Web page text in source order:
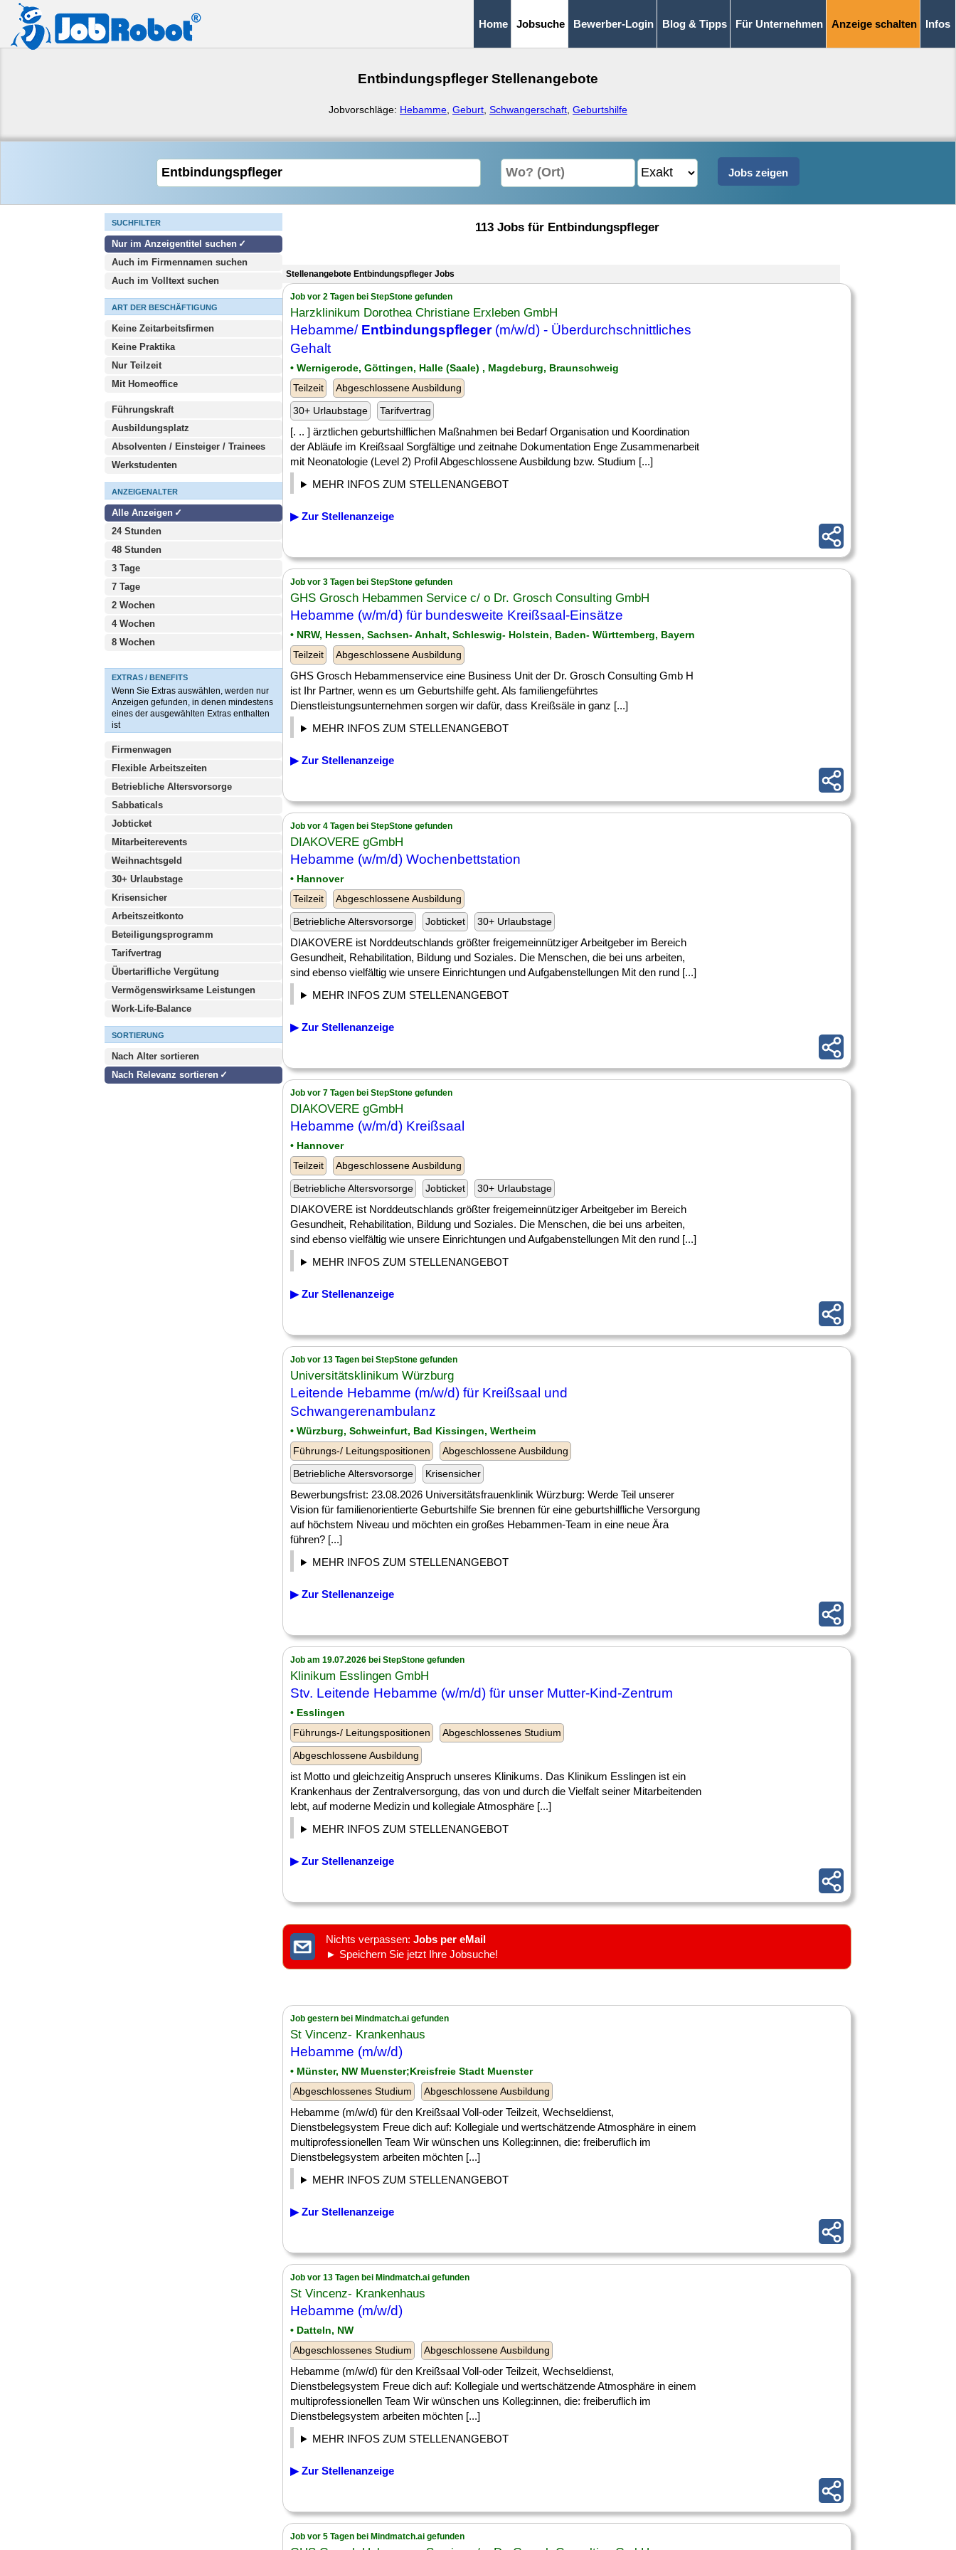
Home Jobsuche Bewerber-Login Blog & Tipps Für Unternehmen Anzeige schalten Infos
Entbindungspfleger Stellenangebote
Jobvorschläge: Hebamme Geburt Schwangerschaft Geburtshilfe
SUCHFILTER
Nur im Anzeigentitel suchen
Auch im Firmennamen suchen
Auch im Volltext suchen
ART DER BESCHÄFTIGUNG
Keine Zeitarbeitsfirmen
Keine Praktika
Nur Teilzeit
Mit Homeoffice
Führungskraft
Ausbildungsplatz
Absolventen / Einsteiger / Trainees
Werkstudenten
ANZEIGENALTER
Alle Anzeigen
24 Stunden
48 Stunden
3 Tage
7 Tage
2 Wochen
4 Wochen
8 Wochen
EXTRAS / BENEFITS
Wenn Sie Extras auswählen, werden nur
Anzeigen gefunden, in denen mindestens
eines der ausgewählten Extras enthalten
ist
Firmenwagen
Flexible Arbeitszeiten
Betriebliche Altersvorsorge
Sabbaticals
Jobticket
Mitarbeiterevents
Weihnachtsgeld
30+ Urlaubstage
Krisensicher
Arbeitszeitkonto
Beteiligungsprogramm
Tarifvertrag
Übertarifliche Vergütung
Vermögenswirksame Leistungen
Work-Life-Balance
SORTIERUNG
Nach Alter sortieren
Nach Relevanz sortieren
113 Jobs für Entbindungspfleger
Stellenangebote Entbindungspfleger Jobs
Job vor 2 Tagen bei StepStone gefunden
Harzklinikum Dorothea Christiane Erxleben GmbH
Hebamme/ Entbindungspfleger(m/w/d) - Überdurchschnittliches
Gehalt
• Wernigerode, Göttingen, Halle (Saale) , Magdeburg, Braunschweig
Teilzeit
Abgeschlossene Ausbildung
30+ Urlaubstage
Tarifvertrag
[. .. ] ärztlichen geburtshilflichen Maßnahmen bei Bedarf Organisation und Koordination
der Abläufe im Kreißsaal Sorgfältige und zeitnahe Dokumentation Enge Zusammenarbeit
mit Neonatologie (Level 2) Profil Abgeschlossene Ausbildung bzw. Studium [...]
MEHR INFOS ZUM STELLENANGEBOT
▶ Zur Stellenanzeige
Job vor 3 Tagen bei StepStone gefunden
GHS Grosch Hebammen Service c/ o Dr. Grosch Consulting GmbH
Hebamme (w/m/d) für bundesweite Kreißsaal-Einsätze
• NRW, Hessen, Sachsen- Anhalt, Schleswig- Holstein, Baden- Württemberg, Bayern
Teilzeit
Abgeschlossene Ausbildung
GHS Grosch Hebammenservice eine Business Unit der Dr. Grosch Consulting Gmb H
ist Ihr Partner, wenn es um Geburtshilfe geht. Als familiengeführtes
Dienstleistungsunternehmen sorgen wir dafür, dass Kreißsäle in ganz [...]
MEHR INFOS ZUM STELLENANGEBOT
▶ Zur Stellenanzeige
Job vor 4 Tagen bei StepStone gefunden
DIAKOVERE gGmbH
Hebamme (w/m/d) Wochenbettstation
• Hannover
Teilzeit
Abgeschlossene Ausbildung
Betriebliche Altersvorsorge
Jobticket 30+ Urlaubstage
DIAKOVERE ist Norddeutschlands größter freigemeinnütziger Arbeitgeber im Bereich
Gesundheit, Rehabilitation, Bildung und Soziales. Die Menschen, die bei uns arbeiten,
sind ebenso vielfältig wie unsere Einrichtungen und Aufgabenstellungen Mit den rund [...]
MEHR INFOS ZUM STELLENANGEBOT
▶ Zur Stellenanzeige
Job vor 7 Tagen bei StepStone gefunden
DIAKOVERE gGmbH
Hebamme (w/m/d) Kreißsaal
• Hannover
Teilzeit
Abgeschlossene Ausbildung
Betriebliche Altersvorsorge
Jobticket 30+ Urlaubstage
DIAKOVERE ist Norddeutschlands größter freigemeinnütziger Arbeitgeber im Bereich
Gesundheit, Rehabilitation, Bildung und Soziales. Die Menschen, die bei uns arbeiten,
sind ebenso vielfältig wie unsere Einrichtungen und Aufgabenstellungen Mit den rund [...]
MEHR INFOS ZUM STELLENANGEBOT
▶ Zur Stellenanzeige
Job vor 13 Tagen bei StepStone gefunden
Universitätsklinikum Würzburg
Leitende Hebamme (m/w/d) für Kreißsaal und
Schwangerenambulanz
• Würzburg, Schweinfurt, Bad Kissingen, Wertheim
Führungs-/ Leitungspositionen
Abgeschlossene Ausbildung
Betriebliche Altersvorsorge
Krisensicher
Bewerbungsfrist: 23.08.2026 Universitätsfrauenklinik Würzburg: Werde Teil unserer
Vision für familienorientierte Geburtshilfe Sie brennen für eine geburtshilfliche Versorgung
auf höchstem Niveau und möchten ein großes Hebammen-Team in eine neue Ära
führen? [...]
MEHR INFOS ZUM STELLENANGEBOT
▶ Zur Stellenanzeige
Job am 19.07.2026 bei StepStone gefunden
Klinikum Esslingen GmbH
Stv. Leitende Hebamme (w/m/d) für unser Mutter-Kind-Zentrum
• Esslingen
Führungs-/ Leitungspositionen
Abgeschlossenes Studium
Abgeschlossene Ausbildung
ist Motto und gleichzeitig Anspruch unseres Klinikums. Das Klinikum Esslingen ist ein
Krankenhaus der Zentralversorgung, das von und durch die Vielfalt seiner Mitarbeitenden
lebt, auf moderne Medizin und kollegiale Atmosphäre [...]
MEHR INFOS ZUM STELLENANGEBOT
▶ Zur Stellenanzeige
Nichts verpassen: Jobs per eMail
► Speichern Sie jetzt Ihre Jobsuche!
Job gestern bei Mindmatch.ai gefunden
St Vincenz- Krankenhaus
Hebamme (m/w/d)
• Münster, NW Muenster;Kreisfreie Stadt Muenster
Abgeschlossenes Studium
Abgeschlossene Ausbildung
Hebamme (m/w/d) für den Kreißsaal Voll-oder Teilzeit, Wechseldienst,
Dienstbelegsystem Freue dich auf: Kollegiale und wertschätzende Atmosphäre in einem
multiprofessionellen Team Wir wünschen uns Kolleg:innen, die: freiberuflich im
Dienstbelegsystem arbeiten möchten [...]
MEHR INFOS ZUM STELLENANGEBOT
▶ Zur Stellenanzeige
Job vor 13 Tagen bei Mindmatch.ai gefunden
St Vincenz- Krankenhaus
Hebamme (m/w/d)
• Datteln, NW
Abgeschlossenes Studium
Abgeschlossene Ausbildung
Hebamme (m/w/d) für den Kreißsaal Voll-oder Teilzeit, Wechseldienst,
Dienstbelegsystem Freue dich auf: Kollegiale und wertschätzende Atmosphäre in einem
multiprofessionellen Team Wir wünschen uns Kolleg:innen, die: freiberuflich im
Dienstbelegsystem arbeiten möchten [...]
MEHR INFOS ZUM STELLENANGEBOT
▶ Zur Stellenanzeige
Job vor 5 Tagen bei Mindmatch.ai gefunden